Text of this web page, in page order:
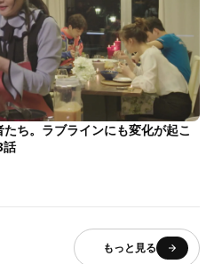
ち。ラブラインにも変化が起こ
話
もっと見る